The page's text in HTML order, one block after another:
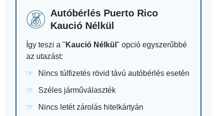
Autóbérlés Puerto Rico
Kaució Nélkül
Így teszi a " Kaució Nélkül " opció egyszerűbbé
az utazást:
Nincs túlfizetés rövid távú autóbérlés esetén
Széles járműválaszték
Nincs letét zárolás hitelkártyán